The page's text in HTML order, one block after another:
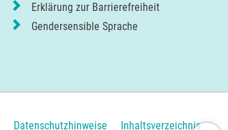
Erklärung zur Barrierefreiheit
Gendersensible Sprache
Datenschutzhinweise Inhaltsverzeichnis